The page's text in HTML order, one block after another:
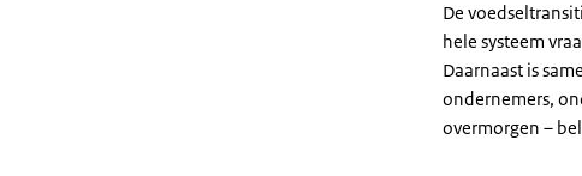
De
hele systeem
Daarnaast is
ondernemers,
overmorgen –